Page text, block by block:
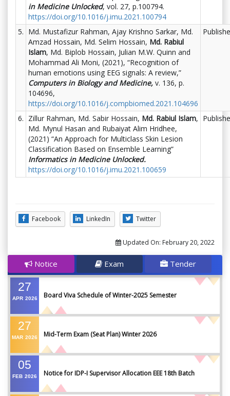
in Medicine Unlocked, vol. 27, p.100794.
https://doi.org/10.1016/j.imu.2021.100794
5. Md. Mustafizur Rahman, Ajay Krishno Sarkar, Md.
Amzad Hossain, Md. Selim Hossain, Md. Rabiul
Islam, Md. Biplob Hossain, Julian M.W. Quinn and
Mohammad Ali Moni, (2021), “Recognition of
human emotions using EEG signals: A review,”
Computers in Biology and Medicine, v. 136, p.
104696,
https://doi.org/10.1016/j.compbiomed.2021.104696
6. Zillur Rahman, Md. Sabir Hossain, Md. Rabiul Islam,
Md. Mynul Hasan and Rubaiyat Alim Hridhee,
(2021) “An Approach for Multiclass Skin Lesion
Classification Based on Ensemble Learning”
Informatics in Medicine Unlocked.
https://doi.org/10.1016/j.imu.2021.100659
Facebook LinkedIn Twitter
Updated On: February 20, 2022
Notice Exam Tender
27
APR 2026 Board Viva Schedule of Winter-2025 Semester
27
MAR 2026 Mid-Term Exam (Seat Plan) Winter 2026
05
FEB 2026 Notice for IDP-I Supervisor Allocation EEE 18th Batch